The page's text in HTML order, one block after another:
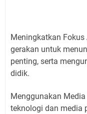
Meningkatkan
gerakan untuk
penting, serta
didik.
Menggunakan
teknologi dan media